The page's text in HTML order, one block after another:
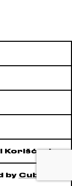
Korišćenja
by Cubes